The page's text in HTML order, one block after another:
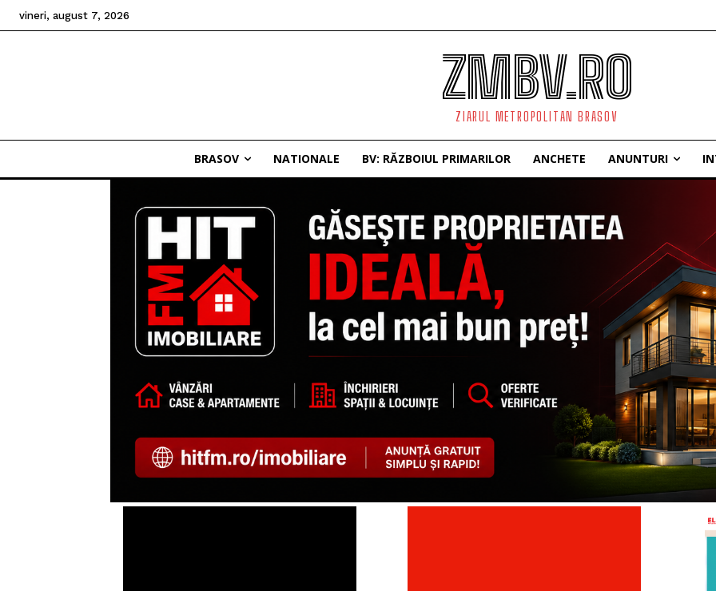
vineri, august 7, 2026
ZMBV.RO
ZIARUL METROPOLITAN BRASOV
BRASOV NATIONALE BV: RĂZBOIUL PRIMARILOR ANCHETE ANUNTURI